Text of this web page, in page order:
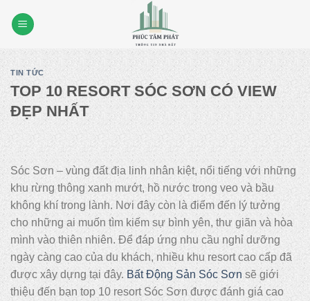
TIN TỨC
TOP 10 RESORT SÓC SƠN CÓ VIEW
ĐẸP NHẤT
Sóc Sơn – vùng đất địa linh nhân kiệt, nổi tiếng với những
khu rừng thông xanh mướt, hồ nước trong veo và bầu
không khí trong lành. Nơi đây còn là điểm đến lý tưởng
cho những ai muốn tìm kiếm sự bình yên, thư giãn và hòa
mình vào thiên nhiên. Để đáp ứng nhu cầu nghỉ dưỡng
ngày càng cao của du khách, nhiều khu resort cao cấp đã
được xây dựng tại đây. Bất Động Sản Sóc Sơn sẽ giới
thiệu đến bạn top 10 resort Sóc Sơn được đánh giá cao